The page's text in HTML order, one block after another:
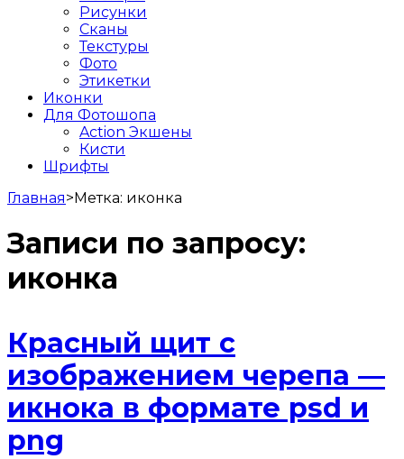
Рисунки
Сканы
Текстуры
Фото
Этикетки
Иконки
Для Фотошопа
Action Экшены
Кисти
Шрифты
Главная>Метка: иконка
Записи по запросу:
иконка
Красный щит с
изображением черепа —
икнока в формате psd и
png